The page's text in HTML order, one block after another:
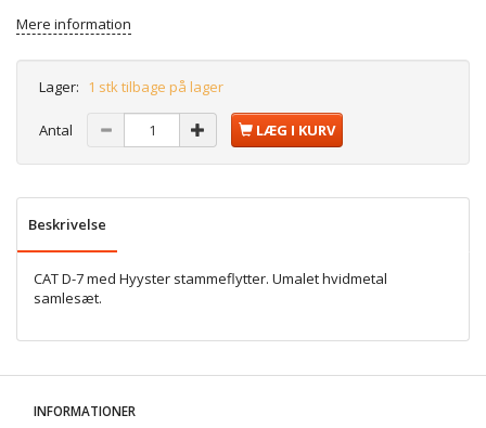
Mere information
Lager: 1 stk tilbage på lager
Antal LÆG I KURV
Beskrivelse
CAT D-7 med Hyyster stammeflytter. Umalet hvidmetal
samlesæt.
INFORMATIONER